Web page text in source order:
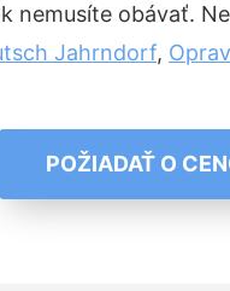
nemusíte obávať.
Jahrndorf,
POŽIADAŤ O